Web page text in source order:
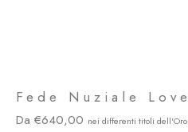
Fede Nuziale
640,00